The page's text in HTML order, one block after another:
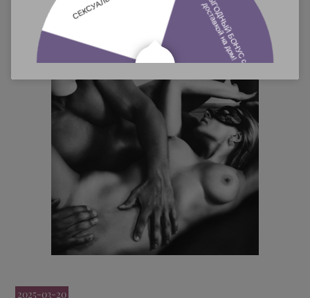
встреча запомнится Вам надолго.
Подробнее
2025-03-20